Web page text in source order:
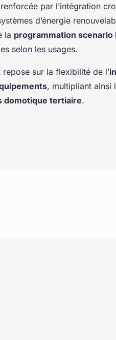
par l’intégration
d’énergie
la programmation scenario
selon les usages.
repose sur la flexibilité de l’
, multipliant ainsi
domotique tertiaire.